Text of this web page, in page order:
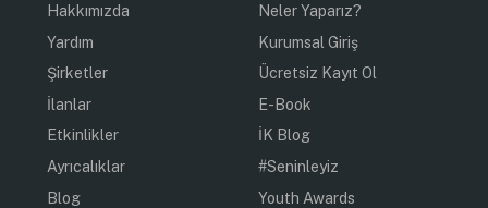
Hakkımızda
Yardım
Şirketler
İlanlar
Etkinlikler
Ayrıcalıklar
Blog
Neler Yaparız?
Kurumsal Giriş
Ücretsiz Kayıt Ol
E-Book
İK Blog
#Seninleyiz
Youth Awards